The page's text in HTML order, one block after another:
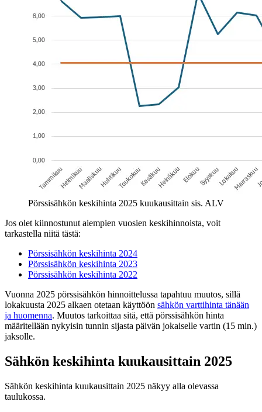
Pörssisähkön keskihinta 2025 kuukausittain sis. ALV
Jos olet kiinnostunut aiempien vuosien keskihinnoista, voit
tarkastella niitä tästä:
Pörssisähkön keskihinta 2024
Pörssisähkön keskihinta 2023
Pörssisähkön keskihinta 2022
Vuonna 2025 pörssisähkön hinnoittelussa tapahtuu muutos, sillä
lokakuusta 2025 alkaen otetaan käyttöön sähkön varttihinta tänään
ja huomenna. Muutos tarkoittaa sitä, että pörssisähkön hinta
määritellään nykyisin tunnin sijasta päivän jokaiselle vartin (15 min.)
jaksolle.
Sähkön keskihinta kuukausittain 2025
Sähkön keskihinta kuukausittain 2025 näkyy alla olevassa
taulukossa.